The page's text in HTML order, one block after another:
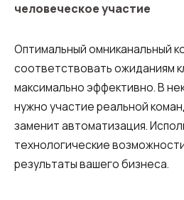
человеческое участие
Оптимальный омниканальный
соответствовать ожиданиям
максимально эффективно. В
нужно участие реальной
заменит автоматизация.
технологические
результаты вашего бизнеса.